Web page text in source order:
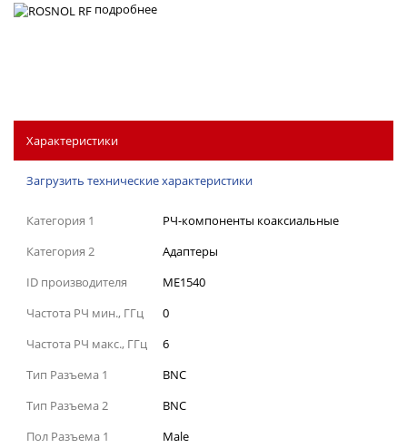
подробнее
Характеристики
Загрузить технические характеристики
Категория 1
РЧ-компоненты коаксиальные
Категория 2
Адаптеры
ID производителя
ME1540
Частота РЧ мин., ГГц
0
Частота РЧ макс., ГГц
6
Тип Разъема 1
BNC
Тип Разъема 2
BNC
Пол Разъема 1
Male